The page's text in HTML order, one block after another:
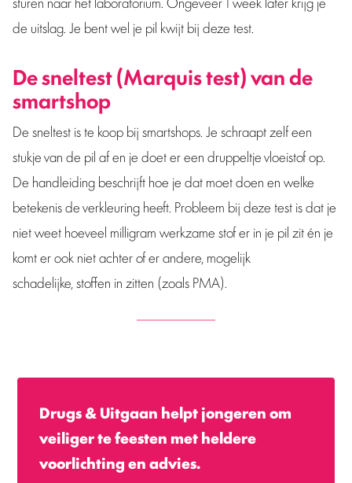
de uitslag. Je bent wel je pil kwijt bij deze test.
De sneltest (Marquis test) van de
smartshop
De sneltest is te koop bij smartshops. Je schraapt zelf een
stukje van de pil af en je doet er een druppeltje vloeistof op.
De handleiding beschrijft hoe je dat moet doen en welke
betekenis de verkleuring heeft. Probleem bij deze test is dat je
niet weet hoeveel milligram werkzame stof er in je pil zit én je
komt er ook niet achter of er andere, mogelijk
schadelijke, stoffen in zitten (zoals PMA).
Drugs & Uitgaan helpt jongeren om
veiliger te feesten met heldere
voorlichting en advies.